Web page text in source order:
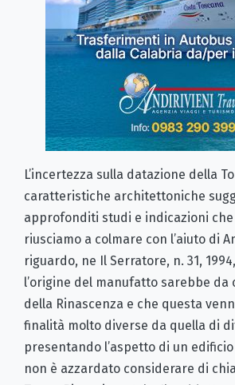
L’incertezza sulla datazione della
caratteristiche architettoniche
approfonditi studi e indicazioni
riusciamo a colmare con l’aiuto di
riguardo, ne Il Serratore, n. 31,
l’origine del manufatto sarebbe da
della Rinascenza e che questa
finalità molto diverse da quella di
presentando l’aspetto di un
non è azzardato considerare di